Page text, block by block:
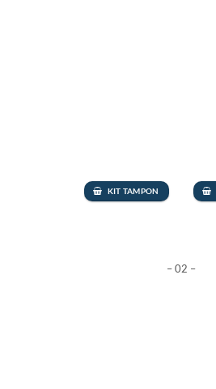
KIT TAMPON
– 02 –